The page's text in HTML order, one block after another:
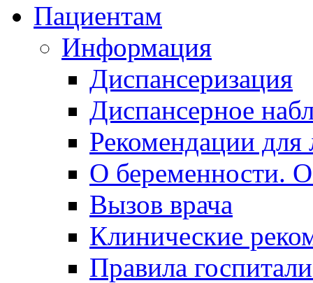
Пациентам
Информация
Диспансеризация
Диспансерное
Рекомендации для
О беременности.
Вызов врача
Клинические
Правила